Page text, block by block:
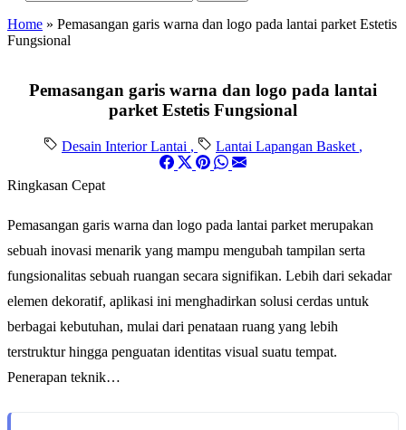
Home » Pemasangan garis warna dan logo pada lantai parket Estetis
Fungsional
Pemasangan garis warna dan logo pada lantai
parket Estetis Fungsional
Desain Interior Lantai , Lantai Lapangan Basket ,
Ringkasan Cepat
Pemasangan garis warna dan logo pada lantai parket merupakan
sebuah inovasi menarik yang mampu mengubah tampilan serta
fungsionalitas sebuah ruangan secara signifikan. Lebih dari sekadar
elemen dekoratif, aplikasi ini menghadirkan solusi cerdas untuk
berbagai kebutuhan, mulai dari penataan ruang yang lebih
terstruktur hingga penguatan identitas visual suatu tempat.
Penerapan teknik…